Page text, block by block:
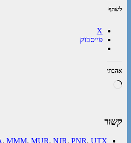
לשתף
X
פייסבוק
אהבתי
קשור
, MMM, MUR, NJR, PNR, UTX